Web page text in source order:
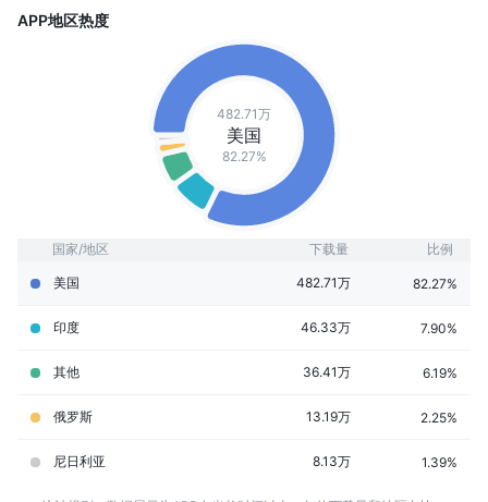
APP地区热度
482.71万
美国
82.27%
国家/地区 下载量 比例
美国 482.71万 82.27%
印度 46.33万 7.90%
其他 36.41万 6.19%
俄罗斯 13.19万 2.25%
尼日利亚 8.13万 1.39%